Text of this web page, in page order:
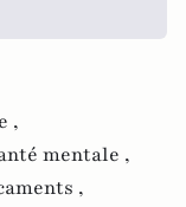
,
mentale ,
,